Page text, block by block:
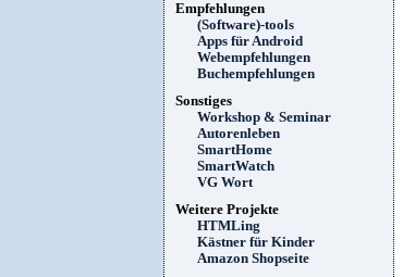
Empfehlungen
(Software)-tools
Apps für Android
Webempfehlungen
Buchempfehlungen
Sonstiges
Workshop & Seminar
Autorenleben
SmartHome
SmartWatch
VG Wort
Weitere Projekte
HTMLing
Kästner für Kinder
Amazon Shopseite